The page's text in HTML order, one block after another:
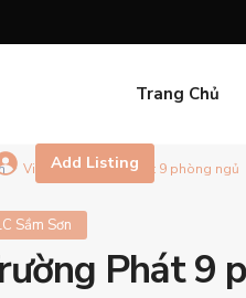
Trang Chủ
Add Listing
Villa FLC Trường Phát 9 phòng ngủ
Sầm Sơn
Phát 9